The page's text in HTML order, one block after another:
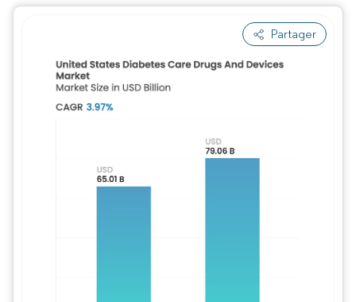
Partager